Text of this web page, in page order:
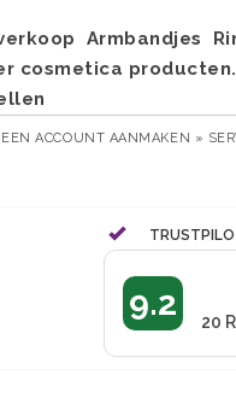
Armbandjes
cosmetica producten.
EEN ACCOUNT AANMAKEN »
9.2 20